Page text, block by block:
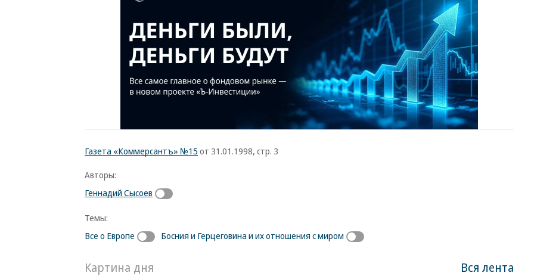
Газета «Коммерсантъ» №15 от 31.01.1998, стр. 3
Авторы:
Геннадий Сысоев
Темы:
Все о Европе
Босния и Герцеговина и их отношения с миром
Картина дня Вся лента